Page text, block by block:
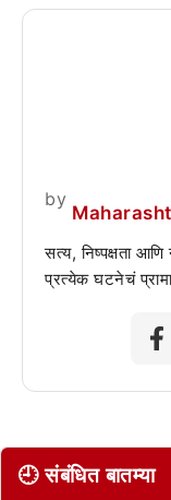
by
सत्य, निष्पक्षता आणि
प्रत्येक घटनेचं
🕘 संबंधित बातम्या